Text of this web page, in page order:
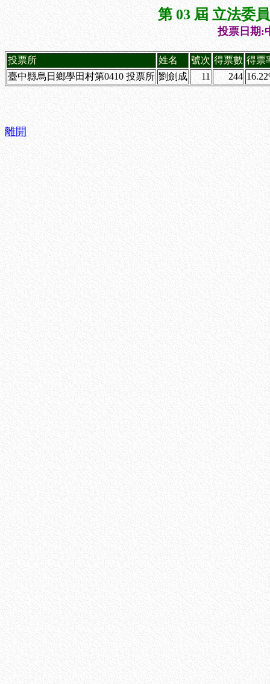
第 03 屆 立法委
投票日期:
投票所 姓名 號次 得票數 得票
臺中縣烏日鄉學田村第0410 投票所 劉劍成 11 244
離開